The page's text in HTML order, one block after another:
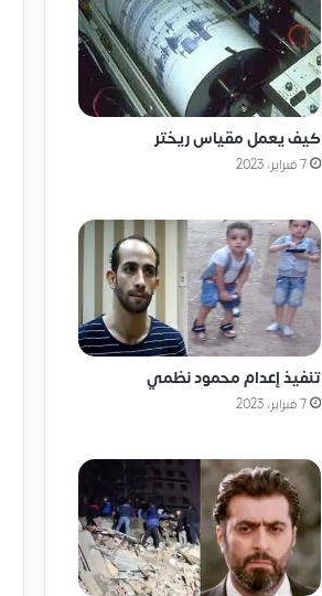
كيف يعمل مقياس ريختر
7 فبراير، 2023
تنفيذ إعدام محمود نظمي
7 فبراير، 2023